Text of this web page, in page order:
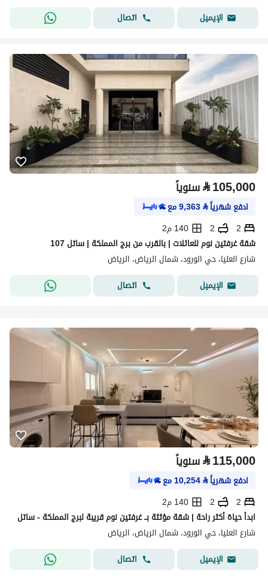
الإيميل
اتصال
⃁105,000 سنوياً
ادفع شهرياً⃁
9,363مع
2
2
140 م2
شقة غرفتين نوم للعائلات | بالقرب من برج المملكة | ساتل 107
شارع العليا، حي الورود، شمال الرياض، الرياض
الإيميل
اتصال
⃁115,000 سنوياً
ادفع شهرياً⃁
10,254مع
2
2
140 م2
ابدأ حياة أكثر راحة | شقة مؤثثة بــ غرفتين نوم قريبة لبرج المملكة - ساتل
شارع العليا، حي الورود، شمال الرياض، الرياض
الإيميل
اتصال